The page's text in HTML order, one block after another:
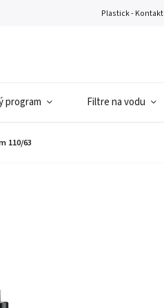
Plastick - Kontakt
program Filtre na vodu
110/63